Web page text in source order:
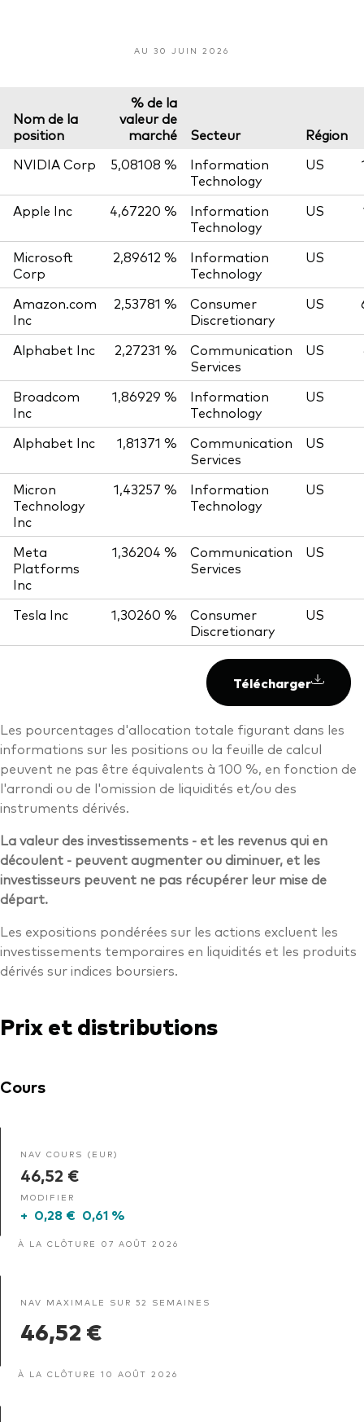
AU 30 JUIN 2026
Nom de la
position
% de la
valeur de
marché
Secteur
Région
NVIDIA Corp
5,08108 %
Information
Technology
US
Apple Inc 4,67220 %
Information
Technology
US
Microsoft
Corp
2,89612 %
Information
Technology
US
Amazon.com
Inc
2,53781 %
Consumer
Discretionary
US
Alphabet Inc 2,27231 %
Communication
Services
US
Broadcom
Inc
1,86929 %
Information
Technology
US
Alphabet Inc 1,81371 %
Communication
Services
US
Micron
Technology
Inc
1,43257 %
Information
Technology
US
Meta
Platforms
Inc
1,36204 %
Communication
Services
US
Tesla Inc 1,30260 %
Consumer
Discretionary
US
Télécharger
Les pourcentages d'allocation totale figurant dans les
informations sur les positions ou la feuille de calcul
peuvent ne pas être équivalents à 100 %, en fonction de
l'arrondi ou de l'omission de liquidités et/ou des
instruments dérivés.
La valeur des investissements - et les revenus qui en
découlent - peuvent augmenter ou diminuer, et les
investisseurs peuvent ne pas récupérer leur mise de
départ.
Les expositions pondérées sur les actions excluent les
investissements temporaires en liquidités et les produits
dérivés sur indices boursiers.
Prix et distributions
Cours
NAV COURS (EUR)
46,52 €
MODIFIER
+ 0,28 € 0,61 %
À LA CLÔTURE 07 AOÛT 2026
NAV MAXIMALE SUR 52 SEMAINES
46,52 €
À LA CLÔTURE 10 AOÛT 2026